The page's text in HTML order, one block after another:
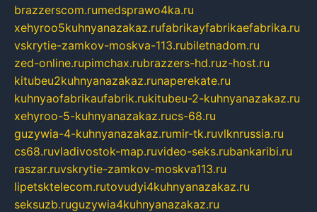
brazzerscom.rumedsprawo4ka.ru
xehyroo5kuhnyanazakaz.rufabrikayfabrikaefabrika.ru
vskrytie-zamkov-moskva-113.rubiletnadom.ru
zed-online.rupimchax.rubrazzers-hd.ruz-host.ru
kitubeu2kuhnyanazakaz.runaperekate.ru
kuhnyaofabrikaufabrik.rukitubeu-2-kuhnyanazakaz.ru
xehyroo-5-kuhnyanazakaz.rucs-68.ru
guzywia-4-kuhnyanazakaz.rumir-tk.ruvlknrussia.ru
cs68.ruvladivostok-map.ruvideo-seks.rubankaribi.ru
raszar.ruvskrytie-zamkov-moskva113.ru
lipetsktelecom.rutovudyi4kuhnyanazakaz.ru
seksuzb.ruguzywia4kuhnyanazakaz.ru